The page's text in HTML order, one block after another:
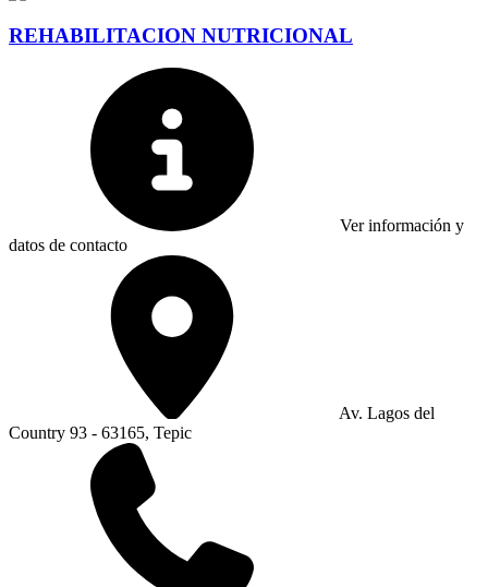
REHABILITACION NUTRICIONAL
Ver información y
datos de contacto
Av. Lagos del
Country 93 - 63165, Tepic